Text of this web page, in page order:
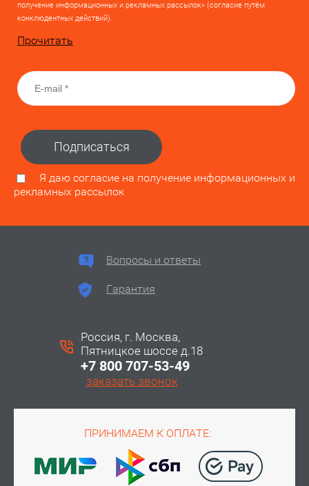
получение информационных и рекламных рассылок» (согласие путём
конклюдентных действий).
Прочитать
Подписаться
Я даю согласие на получение информационных и
рекламных рассылок
Вопросы и ответы
Гарантия
Россия, г. Москва,
Пятницкое шоссе д.18
+7 800 707-53-49
заказать звонок
ПРИНИМАЕМ К ОПЛАТЕ: